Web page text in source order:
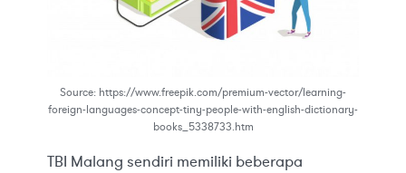
Source: https://www.freepik.com/premium-vector/learning-
foreign-languages-concept-tiny-people-with-english-dictionary-
books_5338733.htm
TBI Malang sendiri memiliki beberapa